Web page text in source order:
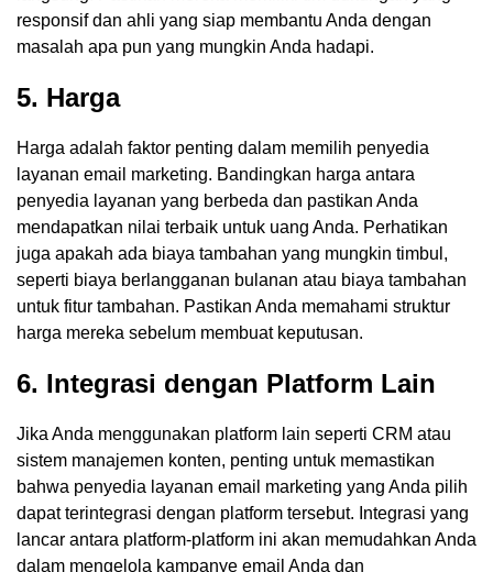
responsif dan ahli yang siap membantu Anda dengan
masalah apa pun yang mungkin Anda hadapi.
5. Harga
Harga adalah faktor penting dalam memilih penyedia
layanan email marketing. Bandingkan harga antara
penyedia layanan yang berbeda dan pastikan Anda
mendapatkan nilai terbaik untuk uang Anda. Perhatikan
juga apakah ada biaya tambahan yang mungkin timbul,
seperti biaya berlangganan bulanan atau biaya tambahan
untuk fitur tambahan. Pastikan Anda memahami struktur
harga mereka sebelum membuat keputusan.
6. Integrasi dengan Platform Lain
Jika Anda menggunakan platform lain seperti CRM atau
sistem manajemen konten, penting untuk memastikan
bahwa penyedia layanan email marketing yang Anda pilih
dapat terintegrasi dengan platform tersebut. Integrasi yang
lancar antara platform-platform ini akan memudahkan Anda
dalam mengelola kampanye email Anda dan